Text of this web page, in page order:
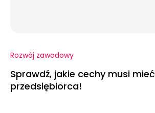
Rozwój zawodowy
Sprawdź, jakie cechy musi mieć
przedsiębiorca!